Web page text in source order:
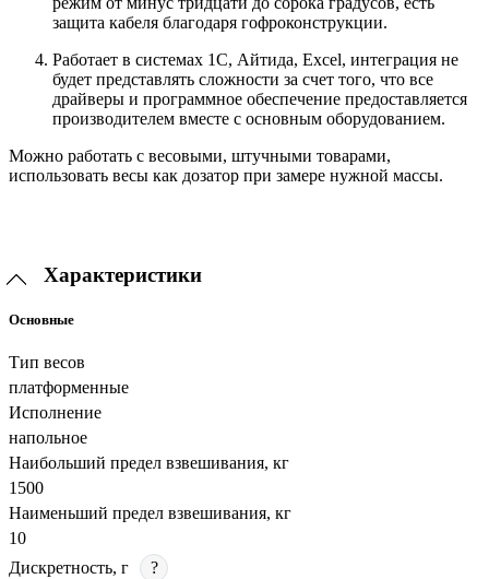
защита кабеля благодаря гофроконструкции.
Работает в системах 1С, Айтида, Excel, интеграция не
будет представлять сложности за счет того, что все
драйверы и программное обеспечение предоставляется
производителем вместе с основным оборудованием.
Можно работать с весовыми, штучными товарами,
использовать весы как дозатор при замере нужной массы.
Характеристики
Основные
Тип весов
платформенные
Исполнение
напольное
Наибольший предел взвешивания, кг
1500
Наименьший предел взвешивания, кг
10
Дискретность, г
?